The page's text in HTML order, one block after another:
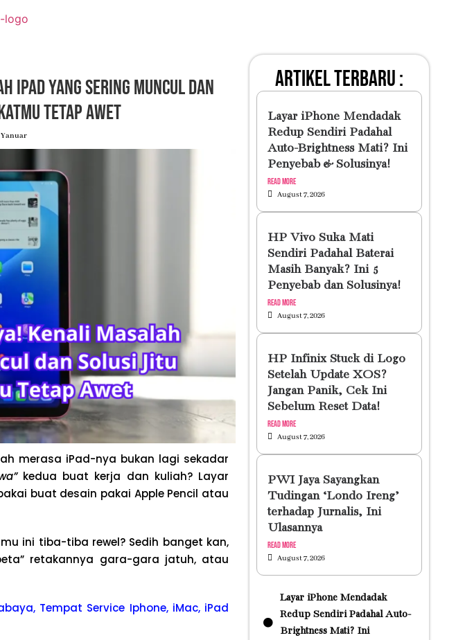
iPad yang Sering Muncul dan
Tetap Awet
merasa iPad-nya bukan lagi sekadar
kedua buat kerja dan kuliah? Layar
buat desain pakai Apple Pencil atau
ini tiba-tiba rewel? Sedih banget kan,
retakannya gara-gara jatuh, atau
Tempat Service Iphone, iMac, iPad
artikel terbaru :
Layar iPhone Mendadak
Redup Sendiri Padahal
Auto-Brightness Mati? Ini
Penyebab & Solusinya!
Read More
August 7, 2026
HP Vivo Suka Mati
Sendiri Padahal Baterai
Masih Banyak? Ini 5
Penyebab dan Solusinya!
Read More
August 7, 2026
HP Infinix Stuck di Logo
Setelah Update XOS?
Jangan Panik, Cek Ini
Sebelum Reset Data!
Read More
August 7, 2026
PWI Jaya Sayangkan
Tudingan ‘Londo Ireng’
terhadap Jurnalis, Ini
Ulasannya
Read More
August 7, 2026
Layar iPhone Mendadak
Redup Sendiri Padahal Auto-
Brightness Mati? Ini